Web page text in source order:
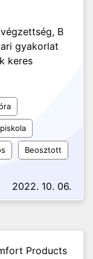
B
gyakorlat
keres
Beosztott
2022. 10. 06.
Products